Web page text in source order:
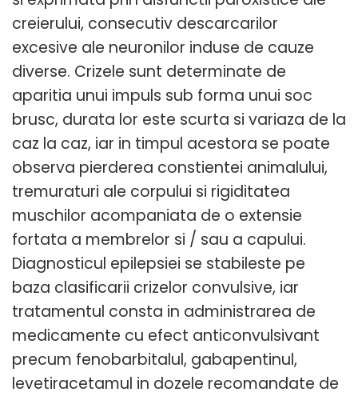
creierului, consecutiv descarcarilor
excesive ale neuronilor induse de cauze
diverse. Crizele sunt determinate de
aparitia unui impuls sub forma unui soc
brusc, durata lor este scurta si variaza de la
caz la caz, iar in timpul acestora se poate
observa pierderea constientei animalului,
tremuraturi ale corpului si rigiditatea
muschilor acompaniata de o extensie
fortata a membrelor si / sau a capului.
Diagnosticul epilepsiei se stabileste pe
baza clasificarii crizelor convulsive, iar
tratamentul consta in administrarea de
medicamente cu efect anticonvulsivant
precum fenobarbitalul, gabapentinul,
levetiracetamul in dozele recomandate de